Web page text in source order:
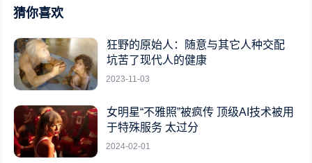
猜你喜欢
狂野的原始人：随意与其它人种交配
坑苦了现代人的健康
2023-11-03
女明星“不雅照”被疯传 顶级AI技术被用
于特殊服务 太过分
2024-02-01